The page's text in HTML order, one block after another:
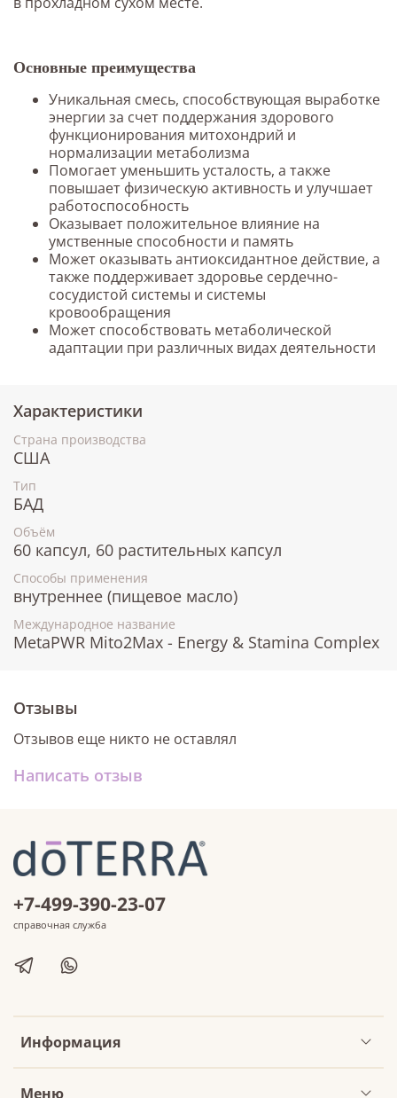
Основные преимущества
Уникальная смесь, способствующая выработке
энергии за счет поддержания здорового
функционирования митохондрий и
нормализации метаболизма
Помогает уменьшить усталость, а также
повышает физическую активность и улучшает
работоспособность
Оказывает положительное влияние на
умственные способности и память
Может оказывать антиоксидантное действие, а
также поддерживает здоровье сердечно-
сосудистой системы и системы
кровообращения
Может способствовать метаболической
адаптации при различных видах деятельности
Характеристики
Страна производства
США
Тип
БАД
Объём
60 капсул, 60 растительных капсул
Способы применения
внутреннее (пищевое масло)
Международное название
MetaPWR Mito2Max - Energy & Stamina Complex
Отзывы
Отзывов еще никто не оставлял
Написать отзыв
Информация
Меню
+7-499-390-23-07
справочная служба